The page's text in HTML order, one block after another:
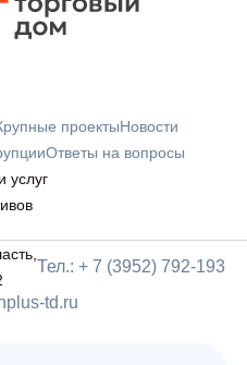
проектыНовости
Ответы на вопросы
услуг
Тел.: + 7 (3952) 792-193
td.ru